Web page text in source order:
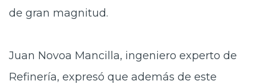
de gran magnitud.
Juan Novoa Mancilla, ingeniero experto de
Refinería, expresó que además de este